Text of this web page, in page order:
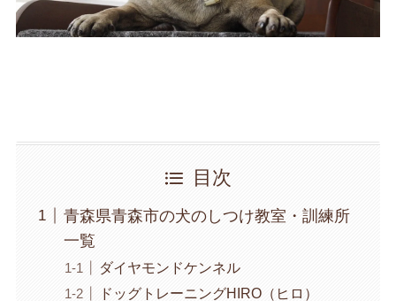
目次
青森県青森市の犬のしつけ教室・訓練所
一覧
ダイヤモンドケンネル
ドッグトレーニングHIRO（ヒロ）